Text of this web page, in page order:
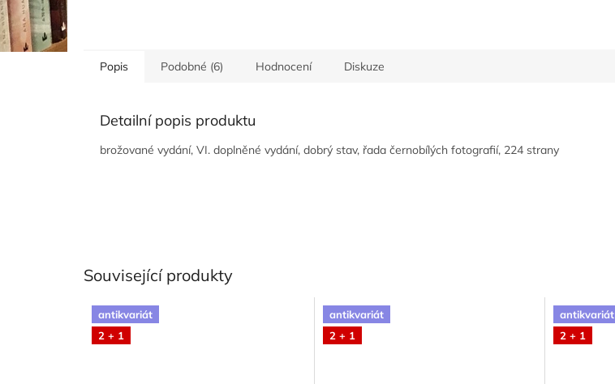
Popis Podobné (6) Hodnocení Diskuze
Detailní popis produktu
brožované vydání, VI. doplněné vydání, dobrý stav, řada černobílých fotografií, 224 strany
Související produkty
antikvariát
2 + 1
antikvariát
2 + 1
antikvariát
2 + 1